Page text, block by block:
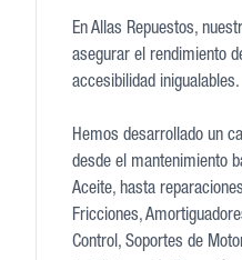
En Allas Repuestos,
asegurar el rendimiento
accesibilidad inigualables.
Hemos desarrollado un
desde el mantenimiento
Aceite, hasta
Fricciones,
Control, Soportes de